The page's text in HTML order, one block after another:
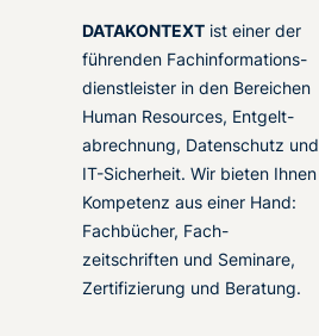
DATAKONTEXT ist einer der
führenden Fachinformations-
dienstleister in den Bereichen
Human Resources, Entgelt-
abrechnung, Datenschutz und
IT-Sicherheit. Wir bieten Ihnen
Kompetenz aus einer Hand:
Fachbücher, Fach-
zeitschriften und Seminare,
Zertifizierung und Beratung.